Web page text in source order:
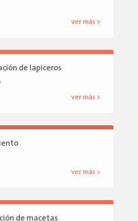
ver más >
de lapiceros
ver más >
ver más >
de macetas